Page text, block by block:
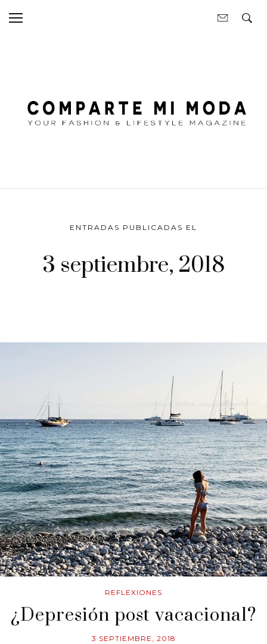
ENTRADAS PUBLICADAS EL
3 septiembre, 2018
REFLEXIONES
¿Depresión post vacacional?
3 SEPTIEMBRE, 2018